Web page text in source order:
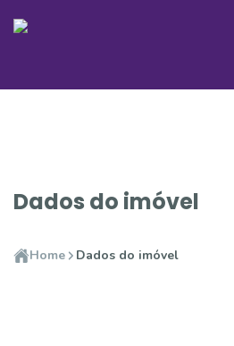
Dados do imóvel
Home Dados do imóvel